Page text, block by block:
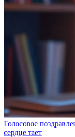
Голосовое
сердце тает